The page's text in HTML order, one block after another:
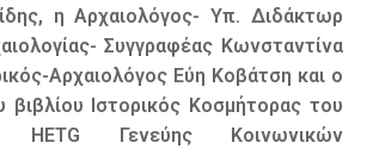
η Αρχαιολόγος- Υπ. Διδάκτωρ
Συγγραφέας Κωνσταντίνα
Αρχαιολόγος Εύη Κοβάτση και ο
βιβλίου Ιστορικός Κοσμήτορας του
ΗΕΤG Γενεύης Κοινωνικών